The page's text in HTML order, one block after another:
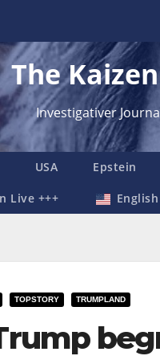
The
Investigativer
USA Epstein
Live +++ English
TOPSTORY TRUMPLAND